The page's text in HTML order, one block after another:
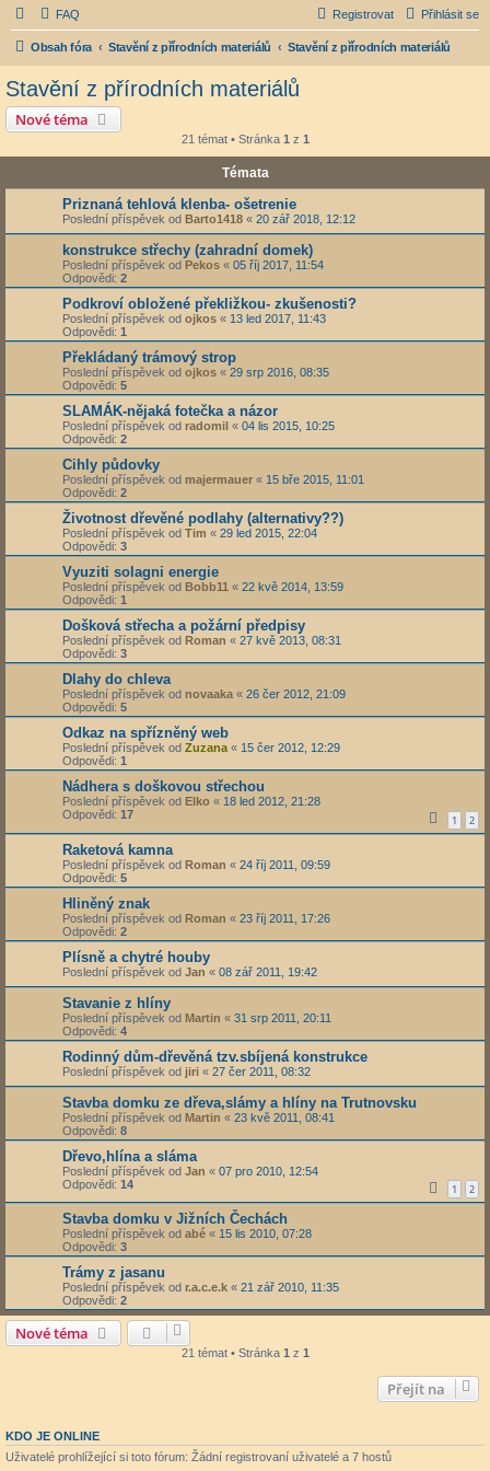
FAQ Přihlásit se
Registrovat
Obsah fóra Stavění z přírodních materiálů Stavění z přírodních materiálů
Stavění z přírodních materiálů
Nové téma
21 témat • Stránka 1 z 1
Témata
Priznaná tehlová klenba- ošetrenie
Poslední příspěvek od Barto1418 « 20 zář 2018, 12:12
konstrukce střechy (zahradní domek)
Poslední příspěvek od Pekos « 05 říj 2017, 11:54
Odpovědi: 2
Podkroví obložené překližkou- zkušenosti?
Poslední příspěvek od ojkos « 13 led 2017, 11:43
Odpovědi: 1
Překládaný trámový strop
Poslední příspěvek od ojkos « 29 srp 2016, 08:35
Odpovědi: 5
SLAMÁK-nějaká fotečka a názor
Poslední příspěvek od radomil « 04 lis 2015, 10:25
Odpovědi: 2
Cihly půdovky
Poslední příspěvek od majermauer « 15 bře 2015, 11:01
Odpovědi: 2
Životnost dřevěné podlahy (alternativy??)
Poslední příspěvek od Tim « 29 led 2015, 22:04
Odpovědi: 3
Vyuziti solagni energie
Poslední příspěvek od Bobb11 « 22 kvě 2014, 13:59
Odpovědi: 1
Došková střecha a požární předpisy
Poslední příspěvek od Roman « 27 kvě 2013, 08:31
Odpovědi: 3
Dlahy do chleva
Poslední příspěvek od novaaka « 26 čer 2012, 21:09
Odpovědi: 5
Odkaz na spřízněný web
Poslední příspěvek od Zuzana « 15 čer 2012, 12:29
Odpovědi: 1
Nádhera s doškovou střechou
Poslední příspěvek od Elko « 18 led 2012, 21:28
Odpovědi: 17 1 2
Raketová kamna
Poslední příspěvek od Roman « 24 říj 2011, 09:59
Odpovědi: 5
Hliněný znak
Poslední příspěvek od Roman « 23 říj 2011, 17:26
Odpovědi: 2
Plísně a chytré houby
Poslední příspěvek od Jan « 08 zář 2011, 19:42
Stavanie z hlíny
Poslední příspěvek od Martin « 31 srp 2011, 20:11
Odpovědi: 4
Rodinný dům-dřevěná tzv.sbíjená konstrukce
Poslední příspěvek od jiri « 27 čer 2011, 08:32
Stavba domku ze dřeva,slámy a hlíny na Trutnovsku
Poslední příspěvek od Martin « 23 kvě 2011, 08:41
Odpovědi: 8
Dřevo,hlína a sláma
Poslední příspěvek od Jan « 07 pro 2010, 12:54
Odpovědi: 14 1 2
Stavba domku v Jižních Čechách
Poslední příspěvek od abé « 15 lis 2010, 07:28
Odpovědi: 3
Trámy z jasanu
Poslední příspěvek od r.a.c.e.k « 21 zář 2010, 11:35
Odpovědi: 2
Nové téma
21 témat • Stránka 1 z 1
Přejít na
KDO JE ONLINE
Uživatelé prohlížející si toto fórum: Žádní registrovaní uživatelé a 7 hostů